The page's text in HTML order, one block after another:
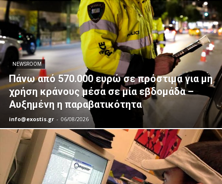
NEWSROOM
Πάνω από 570.000 ευρώ σε πρόστιμα για μη
χρήση κράνους μέσα σε μία εβδομάδα –
Αυξημένη η παραβατικότητα
info@exostis.gr - 06/08/2026